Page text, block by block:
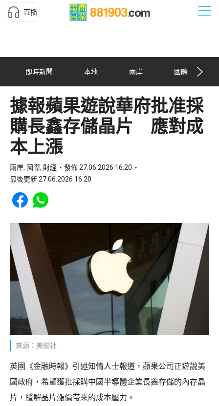
直播
即時新聞 本地 兩岸 國際
據報蘋果遊說華府批准採
購長鑫存儲晶片 應對成
本上漲
兩岸, 國際, 財經
發佈 27.06.2026 16:20
最後更新 27.06.2026 16:20
Share to Facebook
Share to WhatsApp
來源：美聯社
英國《金融時報》引述知情人士報道，蘋果公司正遊說美
國政府，希望獲批採購中國半導體企業長鑫存儲的內存晶
片，緩解晶片漲價帶來的成本壓力。